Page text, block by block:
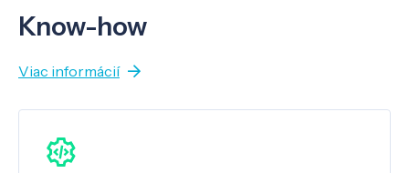
Know-how
Viac informácií